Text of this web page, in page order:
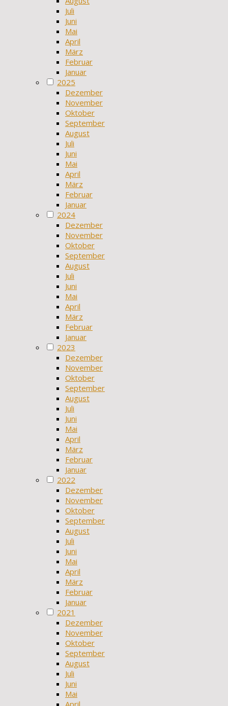
Juli
Juni
Mai
April
März
Februar
Januar
2025
Dezember
November
Oktober
September
August
Juli
Juni
Mai
April
März
Februar
Januar
2024
Dezember
November
Oktober
September
August
Juli
Juni
Mai
April
März
Februar
Januar
2023
Dezember
November
Oktober
September
August
Juli
Juni
Mai
April
März
Februar
Januar
2022
Dezember
November
Oktober
September
August
Juli
Juni
Mai
April
März
Februar
Januar
2021
Dezember
November
Oktober
September
August
Juli
Juni
Mai